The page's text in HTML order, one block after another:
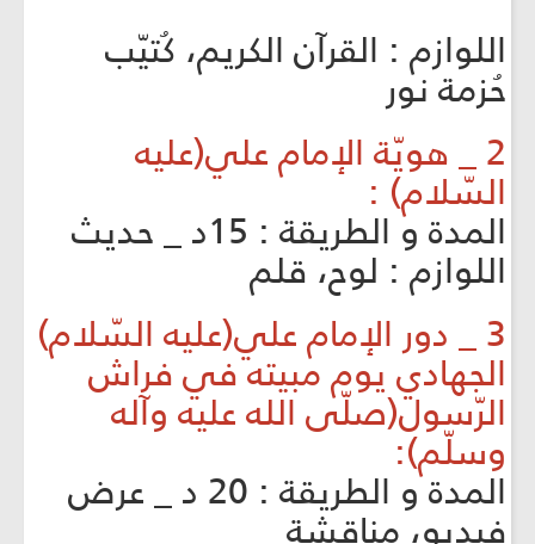
اللوازم : القرآن الكريم، كُتيّب
حُزمة نور
2 _ هويّة الإمام علي(عليه
السّلام) :
المدة و الطريقة : 15د _ حديث
اللوازم : لوح، قلم
3 _ دور الإمام علي(عليه السّلام)
الجهادي يوم مبيته في فراش
الرّسول(صلّى الله عليه وآله
وسلّم):
المدة و الطريقة : 20 د _ عرض
فيديو، مناقشة